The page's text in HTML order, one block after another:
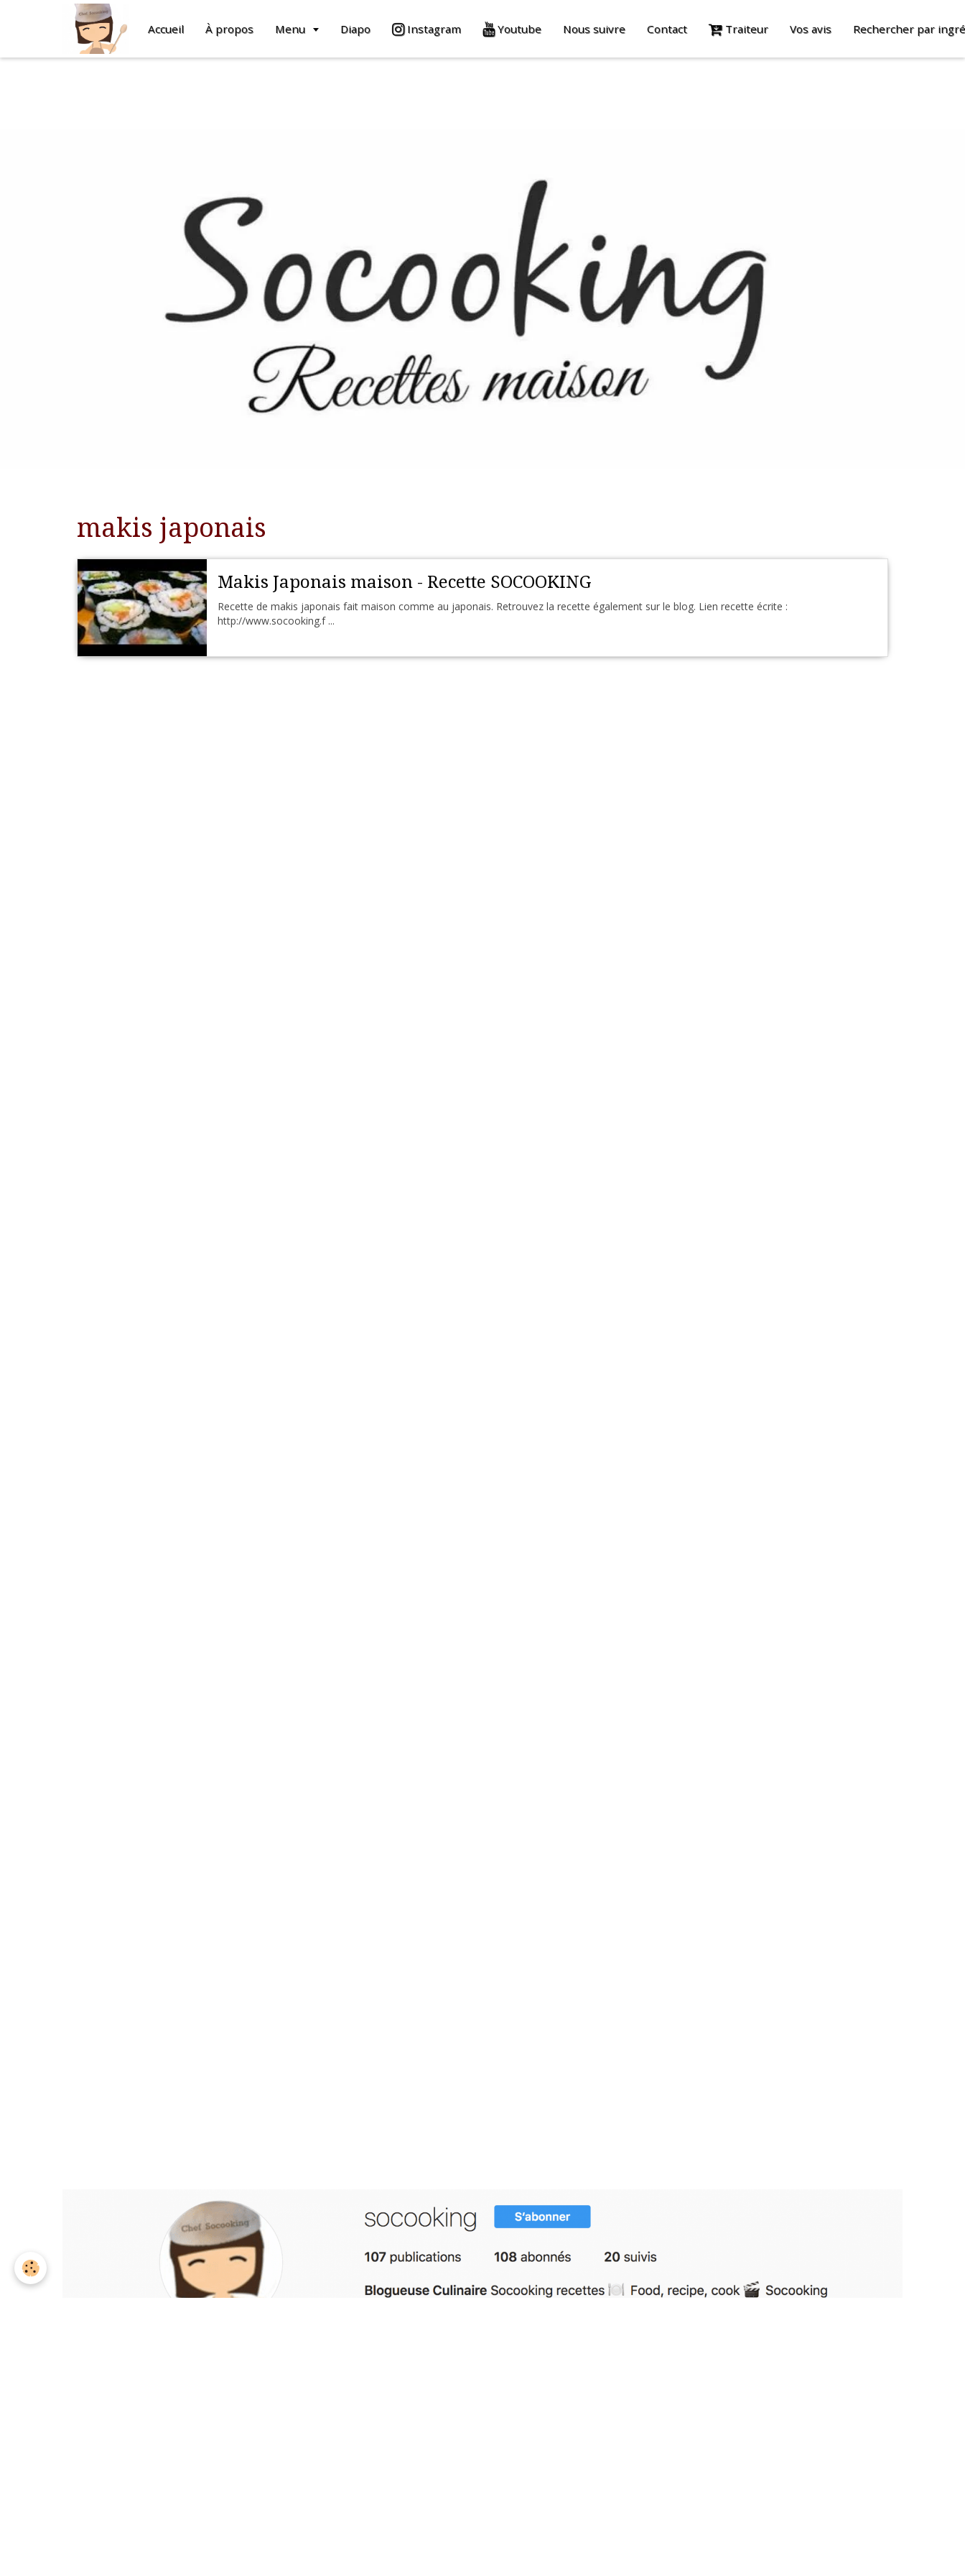
Accueil À propos Menu Diapo Instagram Youtube Nous suivre Contact Traiteur Vos avis Rechercher par
makis japonais
Makis Japonais maison - Recette SOCOOKING
Recette de makis japonais fait maison comme au japonais. Retrouvez la recette également sur le blog. Lien recette écrite :
http://www.socooking.f ...